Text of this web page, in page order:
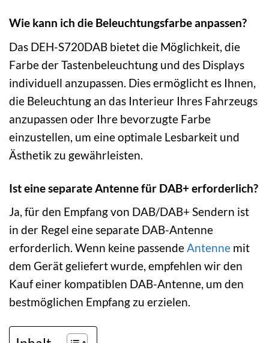
Wie kann ich die Beleuchtungsfarbe anpassen?
Das DEH-S720DAB bietet die Möglichkeit, die
Farbe der Tastenbeleuchtung und des Displays
individuell anzupassen. Dies ermöglicht es Ihnen,
die Beleuchtung an das Interieur Ihres Fahrzeugs
anzupassen oder Ihre bevorzugte Farbe
einzustellen, um eine optimale Lesbarkeit und
Ästhetik zu gewährleisten.
Ist eine separate Antenne für DAB+ erforderlich?
Ja, für den Empfang von DAB/DAB+ Sendern ist
in der Regel eine separate DAB-Antenne
erforderlich. Wenn keine passendeAntenne mit
dem Gerät geliefert wurde, empfehlen wir den
Kauf einer kompatiblen DAB-Antenne, um den
bestmöglichen Empfang zu erzielen.